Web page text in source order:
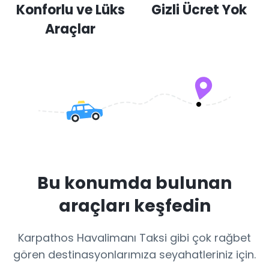
Konforlu ve Lüks
Araçlar
Gizli Ücret Yok
Bu konumda bulunan
araçları keşfedin
Karpathos Havalimanı Taksi gibi çok rağbet
gören destinasyonlarımıza seyahatleriniz için.